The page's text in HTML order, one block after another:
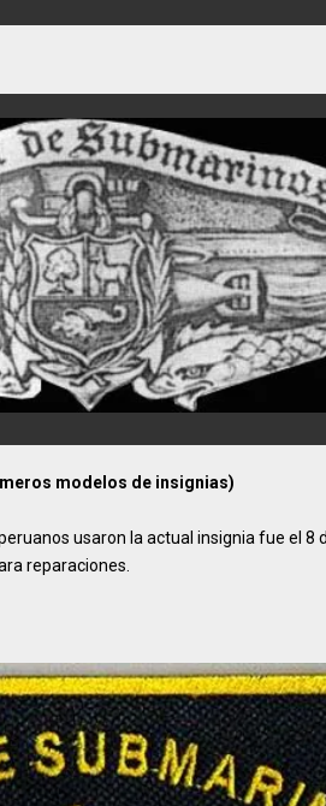
modelos de insignias)
usaron la actual insignia fue el 8
reparaciones.